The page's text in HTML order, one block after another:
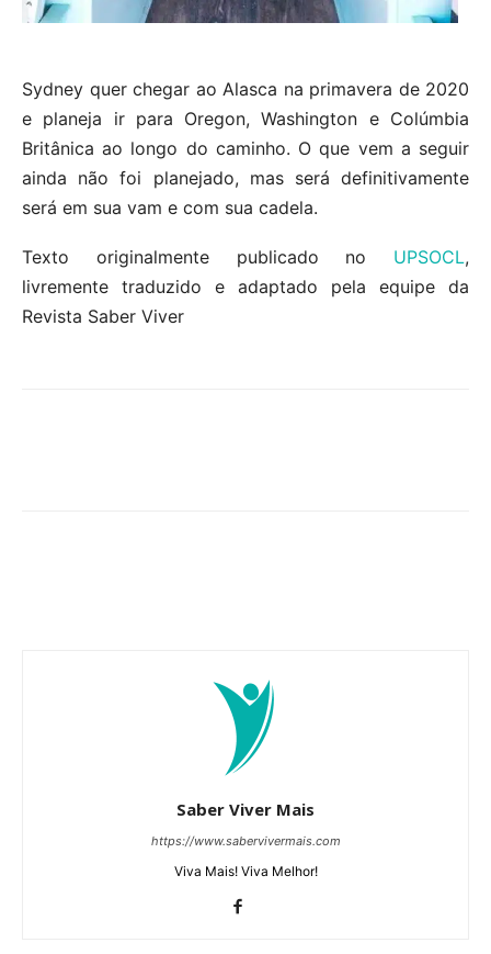
Sydney quer chegar ao Alasca na primavera de 2020
e planeja ir para Oregon, Washington e Colúmbia
Britânica ao longo do caminho. O que vem a seguir
ainda não foi planejado, mas será definitivamente
será em sua vam e com sua cadela.
Texto originalmente publicado no UPSOCL,
livremente traduzido e adaptado pela equipe da
Revista Saber Viver
Saber Viver Mais
https://www.sabervivermais.com
Viva Mais! Viva Melhor!